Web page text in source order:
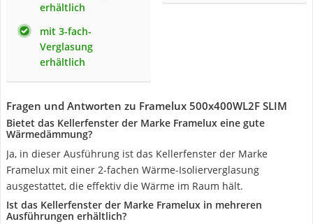
erhältlich
mit 3-fach-
Verglasung
erhältlich
Fragen und Antworten zu Framelux ‎500x400WL2F SLIM
Bietet das Kellerfenster der Marke Framelux eine gute
Wärmedämmung?
Ja, in dieser Ausführung ist das Kellerfenster der Marke
Framelux mit einer 2-fachen Wärme-Isolierverglasung
ausgestattet, die effektiv die Wärme im Raum hält.
Ist das Kellerfenster der Marke Framelux in mehreren
Ausführungen erhältlich?